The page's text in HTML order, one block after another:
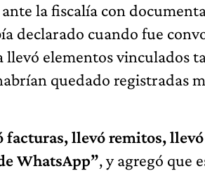
la fiscalía con
declarado cuando fue
elementos vinculados
quedado registradas
facturas, llevó remitos,
WhatsApp”, y agregó que